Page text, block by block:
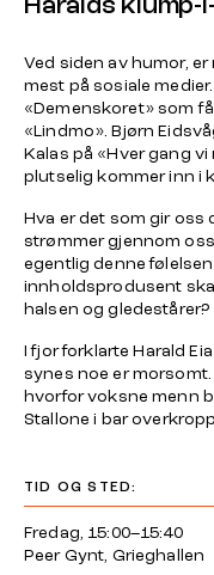
Ved siden av humor,
mest på sosiale
«Demenskoret» som
«Lindmo». Bjørn
Kalas på «Hver gang
plutselig kommer inn i
Hva er det som gir oss
strømmer gjennom
egentlig denne
innholdsprodusent
halsen og gledestårer?
I fjor forklarte Harald
synes noe er
hvorfor voksne menn
Stallone i bar
TID OG STED:
Fredag, 15:00–15:40
Peer Gynt, Grieghallen